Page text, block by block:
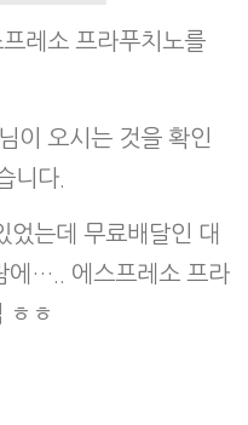
레소 프라푸치노를
이 오시는 것을 확인
니다.
는데 무료배달인 대
에….. 에스프레소 프라
ㅎㅎ